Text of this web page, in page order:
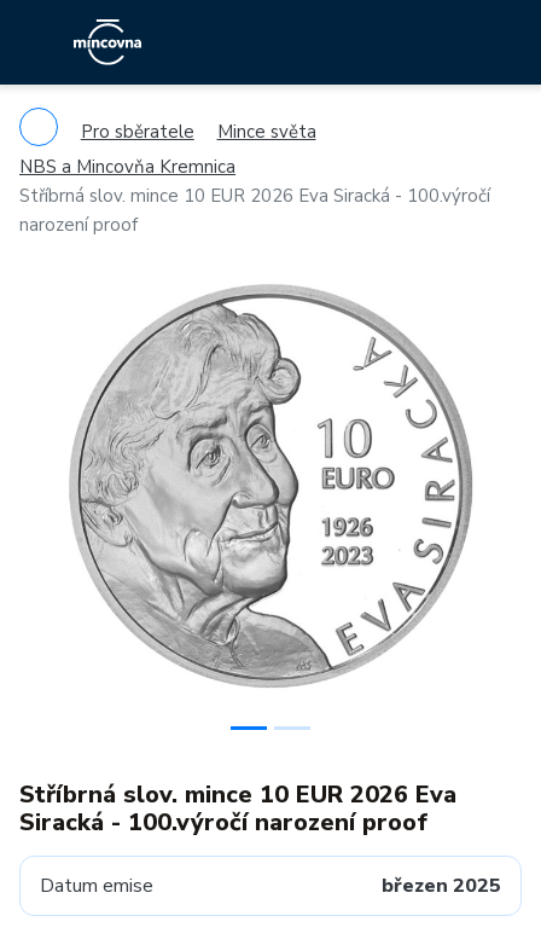
Pro sběratele
Mince světa
NBS a Mincovňa Kremnica
Stříbrná slov. mince 10 EUR 2026 Eva Siracká - 100.výročí
narození proof
Previous
Stříbrná slov. mince 10 EUR 2026 Eva
Siracká - 100.výročí narození proof
Datum emise březen 2025